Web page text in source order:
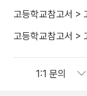
고등학교참고서 >
고등학교참고서 >